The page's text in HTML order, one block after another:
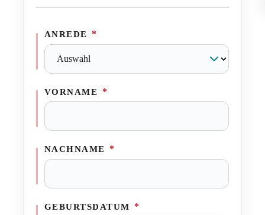
ANREDE *
VORNAME *
NACHNAME *
GEBURTSDATUM *